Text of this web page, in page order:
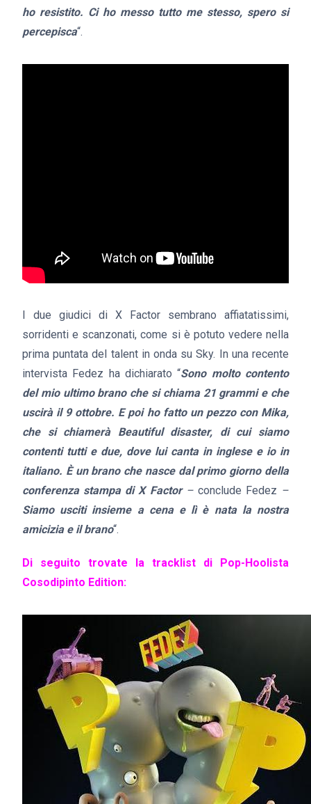
ho resistito. Ci ho messo tutto me stesso, spero si
percepisca“.
I due giudici di X Factor sembrano affiatatissimi,
sorridenti e scanzonati, come si è potuto vedere nella
prima puntata del talent in onda su Sky. In una recente
intervista Fedez ha dichiarato “Sono molto contento
del mio ultimo brano che si chiama 21 grammi e che
uscirà il 9 ottobre. E poi ho fatto un pezzo con Mika,
che si chiamerà Beautiful disaster, di cui siamo
contenti tutti e due, dove lui canta in inglese e io in
italiano. È un brano che nasce dal primo giorno della
conferenza stampa di X Factor– conclude Fedez –
Siamo usciti insieme a cena e lì è nata la nostra
amicizia e il brano“.
Di seguito trovate la tracklist di Pop-Hoolista
Cosodipinto Edition: